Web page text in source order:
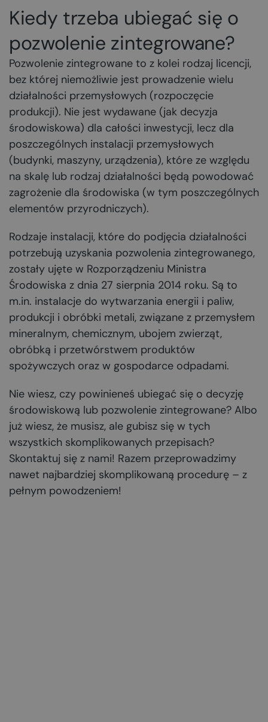
Kiedy trzeba ubiegać się o
pozwolenie zintegrowane?
Pozwolenie zintegrowane to z kolei rodzaj licencji,
bez której niemożliwie jest prowadzenie wielu
działalności przemysłowych (rozpoczęcie
produkcji). Nie jest wydawane (jak decyzja
środowiskowa) dla całości inwestycji, lecz dla
poszczególnych instalacji przemysłowych
(budynki, maszyny, urządzenia), które ze względu
na skalę lub rodzaj działalności będą powodować
zagrożenie dla środowiska (w tym poszczególnych
elementów przyrodniczych).
Rodzaje instalacji, które do podjęcia działalności
potrzebują uzyskania pozwolenia zintegrowanego,
zostały ujęte w Rozporządzeniu Ministra
Środowiska z dnia 27 sierpnia 2014 roku. Są to
m.in. instalacje do wytwarzania energii i paliw,
produkcji i obróbki metali, związane z przemysłem
mineralnym, chemicznym, ubojem zwierząt,
obróbką i przetwórstwem produktów
spożywczych oraz w gospodarce odpadami.
Nie wiesz, czy powinieneś ubiegać się o decyzję
środowiskową lub pozwolenie zintegrowane? Albo
już wiesz, że musisz, ale gubisz się w tych
wszystkich skomplikowanych przepisach?
Skontaktuj się z nami! Razem przeprowadzimy
nawet najbardziej skomplikowaną procedurę – z
pełnym powodzeniem!